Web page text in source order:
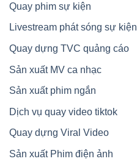
Quay phim sự kiện
Livestream phát sóng sự kiện
Quay dựng TVC quảng cáo
Sản xuất MV ca nhạc
Sản xuất phim ngắn
Dịch vụ quay video tiktok
Quay dựng Viral Video
Sản xuất Phim điện ảnh